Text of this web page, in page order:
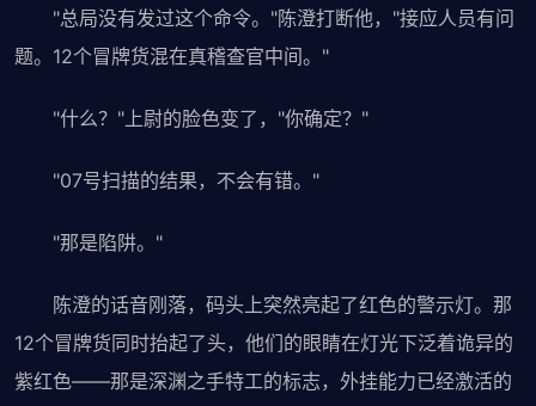
"总局没有发过这个命令。"陈澄打断他，"接应人员有问
题。12个冒牌货混在真稽查官中间。"
"什么？"上尉的脸色变了，"你确定？"
"07号扫描的结果，不会有错。"
"那是陷阱。"
陈澄的话音刚落，码头上突然亮起了红色的警示灯。那
12个冒牌货同时抬起了头，他们的眼睛在灯光下泛着诡异的
紫红色——那是深渊之手特工的标志，外挂能力已经激活的